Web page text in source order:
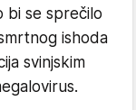
bi se sprečilo
ishoda
svinjskim